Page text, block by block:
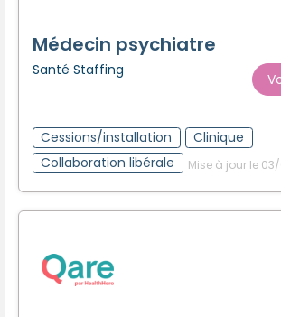
Médecin psychiatre
Santé Staffing
Cessions/installation
Clinique
Collaboration libérale
Mise à jour le